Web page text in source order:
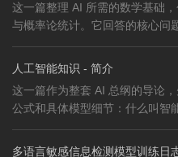
这一篇整理 AI 所需的数学基础
与概率论统计。它回答的核心问
人工智能知识 - 简介
这一篇作为整套 AI 总纲的导论
公式和具体模型细节：什么叫智
多语言敏感信息检测模型训练日